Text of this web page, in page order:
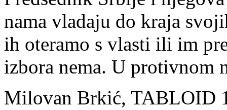
nama vladaju do kraja
ih oteramo s vlasti ili im
izbora nema. U protivnom
Milovan Brkić, TABLOID